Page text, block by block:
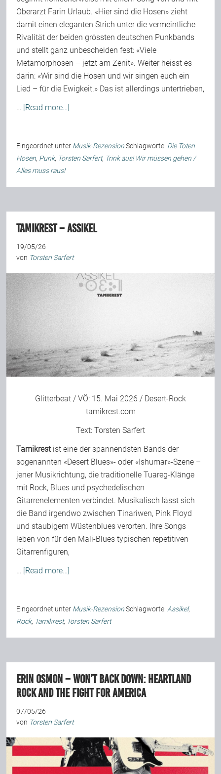
Oberarzt Farin Urlaub. «Hier sind die Hosen» zieht
damit einen eleganten Strich unter die vermeintliche
Rivalität der beiden grössten deutschen Punkbands
und stellt ganz unbescheiden fest: «Viele
Metamorphosen – jetzt am Zenit». Weiter heisst es
darin: «Wir sind die Hosen und wir singen euch ein
Lied – für die Ewigkeit.» Das ist allerdings untertrieben,
… [Read more…]
Eingeordnet unter Musik-Rezension Schlagworte: Die Toten
Hosen, Punk, Torsten Sarfert, Trink aus! Wir müssen gehen /
Alles muss raus!
Tamikrest – Assikel
19/05/26
von Torsten Sarfert
Glitterbeat / VÖ: 15. Mai 2026 / Desert-Rock
tamikrest.com
Text: Torsten Sarfert
Tamikrestist eine der spannendsten Bands der
sogenannten «Desert Blues»- oder «Ishumar»-Szene –
jener Musikrichtung, die traditionelle Tuareg-Klänge
mit Rock, Blues und psychedelischen
Gitarrenelementen verbindet. Musikalisch lässt sich
die Band irgendwo zwischen Tinariwen, Pink Floyd
und staubigem Wüstenblues verorten. Ihre Songs
leben von für den Mali-Blues typischen repetitiven
Gitarrenfiguren,
… [Read more…]
Eingeordnet unter Musik-Rezension Schlagworte: Assikel,
Rock, Tamikrest, Torsten Sarfert
Erin Osmon – Won’t Back Down: Heartland
Rock and the Fight for America
07/05/26
von Torsten Sarfert